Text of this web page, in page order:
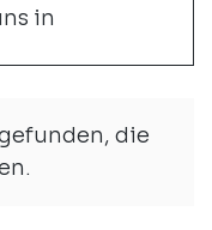
in
die